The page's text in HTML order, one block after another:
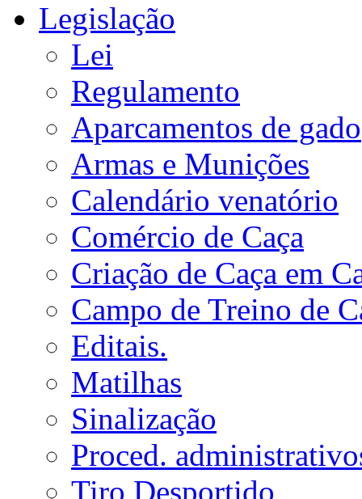
Legislação
Lei
Regulamento
Aparcamentos de gado
Armas e Munições
Calendário venatório
Comércio de Caça
Criação de Caça em
Campo de Treino de
Editais.
Matilhas
Sinalização
Proced.
Tiro Desportido